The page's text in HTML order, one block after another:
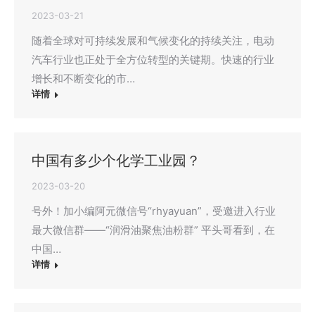
2023-03-21
随着全球对可持续发展和气候变化的持续关注，电动
汽车行业也正处于全方位转型的关键期。快速的行业
增长和不断变化的市…
详情
中国有多少个化学工业园？
2023-03-20
号外！加小编阿元微信号“rhyayuan”，受邀进入行业
最大微信群——“润滑油聚焦油粉群” 平头哥看到，在
中国…
详情